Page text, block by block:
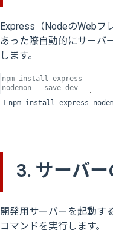
Express（NodeのWebフ
あった際自動的にサーバ
します。
1 npm install express
3. サーバ
開発用サーバーを起動す
コマンドを実行します。